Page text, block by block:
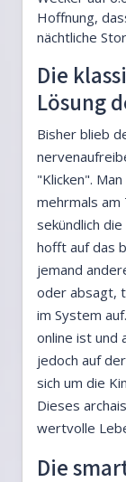
Hoffnung,
nächtliche
Die
Lösung
Bisher blieb
"Klicken".
mehrmals am
sekündlich
hofft auf das
jemand
oder absagt,
im System
online ist und
jedoch auf
sich um die
Dieses
wertvolle
Die